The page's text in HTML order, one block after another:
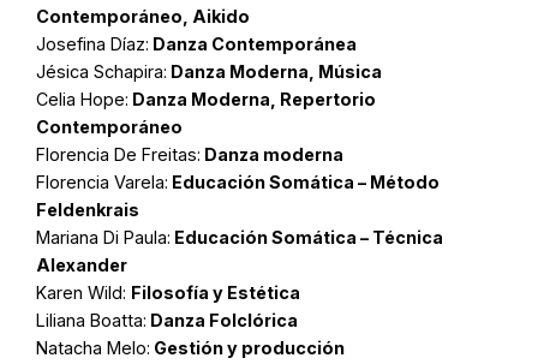
Contemporáneo, Aikido
Josefina Díaz: Danza Contemporánea
Jésica Schapira: Danza Moderna, Música
Celia Hope: Danza Moderna, Repertorio
Contemporáneo
Florencia De Freitas: Danza moderna
Florencia Varela: Educación Somática – Método
Feldenkrais
Mariana Di Paula: Educación Somática – Técnica
Alexander
Karen Wild: Filosofía y Estética
Liliana Boatta: Danza Folclórica
Natacha Melo: Gestión y producción